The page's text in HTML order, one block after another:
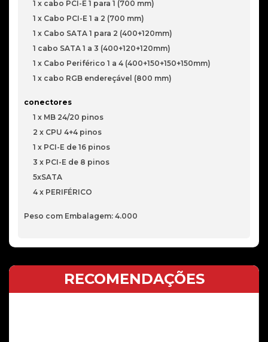
1 x cabo PCI-E 1 para 1 (700 mm)
1 x Cabo PCI-E 1 a 2 (700 mm)
1 x Cabo SATA 1 para 2 (400+120mm)
1 cabo SATA 1 a 3 (400+120+120mm)
1 x Cabo Periférico 1 a 4 (400+150+150+150mm)
1 x cabo RGB endereçável (800 mm)
conectores
1 x MB 24/20 pinos
2 x CPU 4+4 pinos
1 x PCI-E de 16 pinos
3 x PCI-E de 8 pinos
5xSATA
4 x PERIFÉRICO
Peso com Embalagem: 4.000
RECOMENDAÇÕES